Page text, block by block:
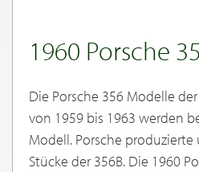
1960 Porsche
Die Porsche 356 Modelle
von 1959 bis 1963 werden
Modell. Porsche produzierte
Stücke der 356B. Die 1960